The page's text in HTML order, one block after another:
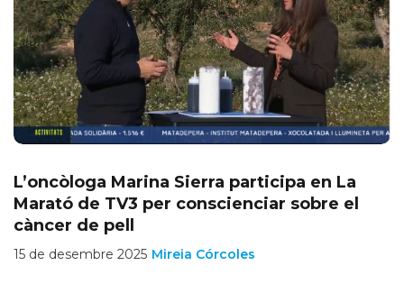
L’oncòloga Marina Sierra participa en La
Marató de TV3 per conscienciar sobre el
càncer de pell
Mireia Córcoles
15 de desembre 2025